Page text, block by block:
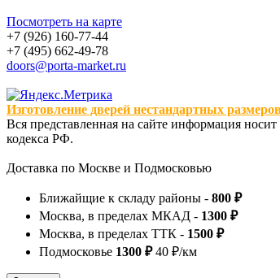
Посмотреть на карте
+7 (926) 160-77-44
+7 (495) 662-49-78
doors@porta-market.ru
Изготовление дверей нестандартных
Вся представленная на сайте информация
кодекса РФ.
Доставка по Москве и Подмосковью
Ближайщие к складу районы - 800 ₽
Москва, в пределах МКАД - 1300 ₽
Москва, в пределах ТТК - 1500 ₽
Подмосковье 1300 ₽40 ₽/км